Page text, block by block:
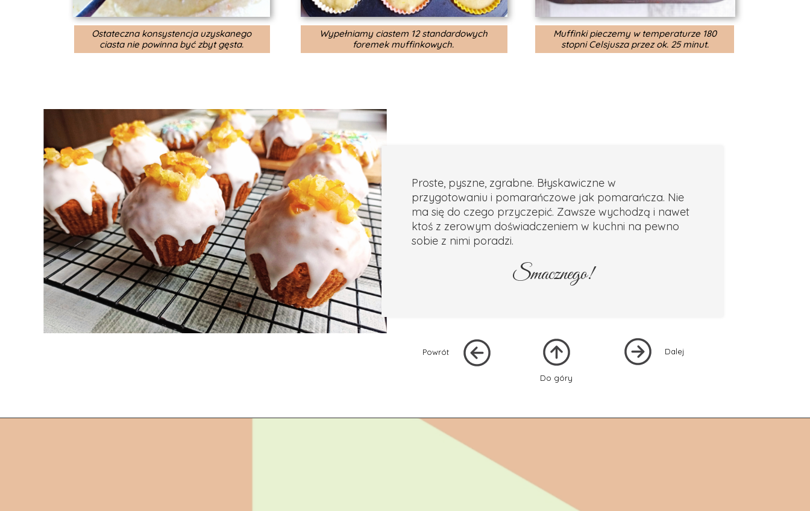
Wypełniamy ciastem 12 standardowych
foremek muffinkowych.
Ostateczna konsystencja uzyskanego
ciasta nie powinna być zbyt gęsta.
Do góry
Dalej
Powrót
Proste, pyszne, zgrabne. Błyskawiczne w
przygotowaniu i pomarańczowe jak pomarańcza. Nie
ma się do czego przyczepić. Zawsze wychodzą i nawet
ktoś z zerowym doświadczeniem w kuchni na pewno
sobie z nimi poradzi.
Smacznego!
Muffinki pieczemy w temperaturze 180
stopni Celsjusza przez ok. 25 minut.